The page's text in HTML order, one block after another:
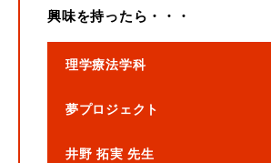
興味を持ったら・・・
理学療法学科
夢プロジェクト
井野 拓実 先生